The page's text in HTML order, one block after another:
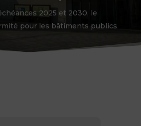
2025 et 2030, le
pour les bâtiments publics